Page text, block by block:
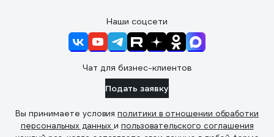
Наши соцсети
Чат для бизнес-клиентов
Подать заявку
Вы принимаете условия политики в отношении обработки
персональных данных и пользовательского соглашения